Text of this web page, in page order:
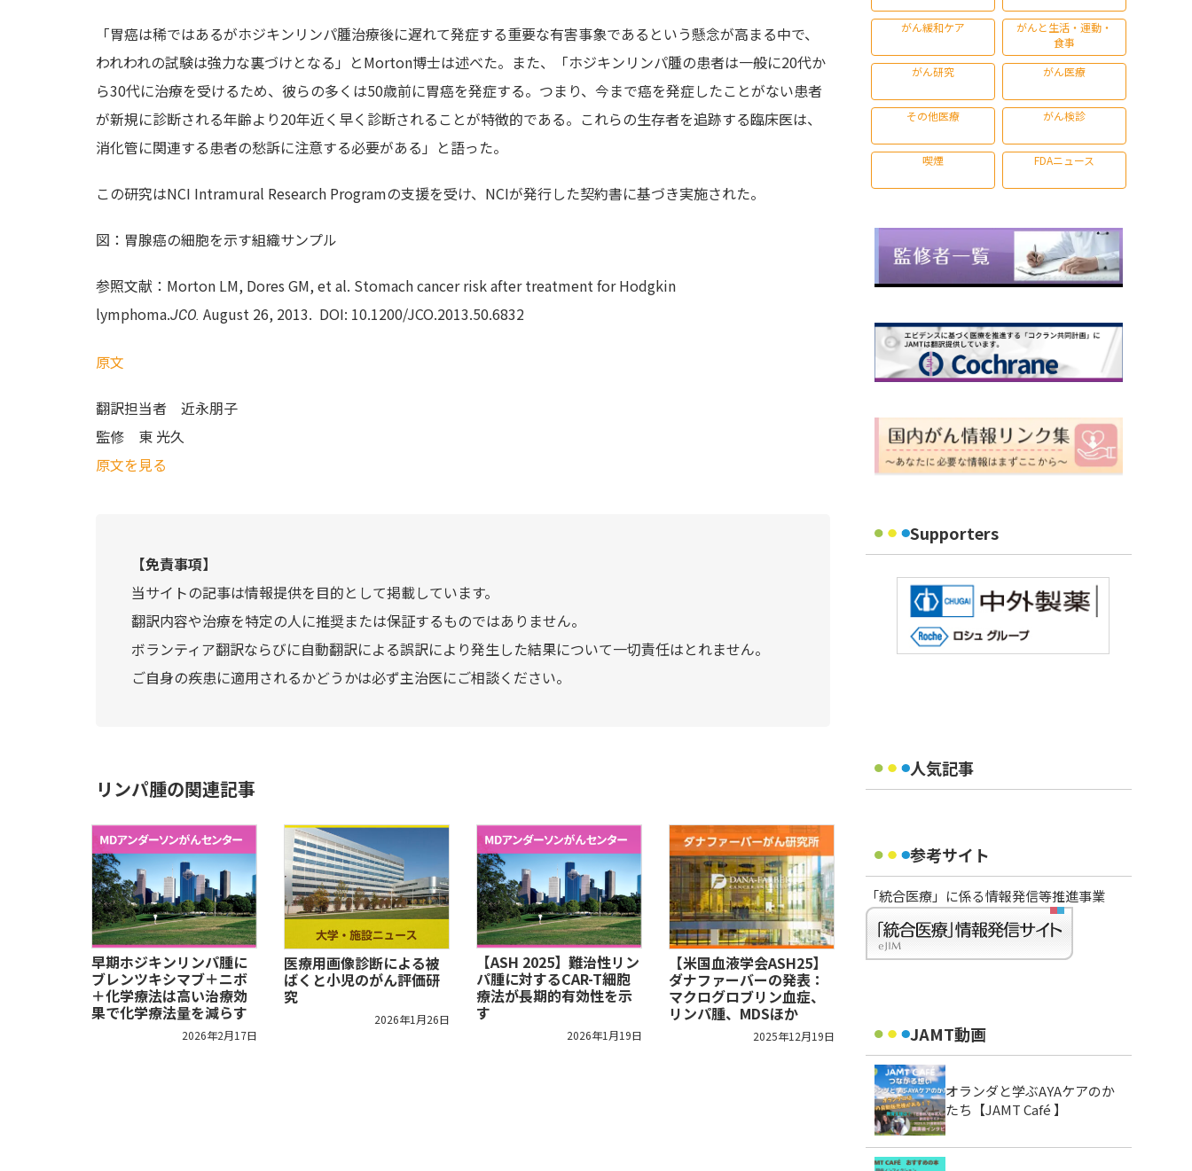
「胃癌は稀ではあるがホジキンリンパ腫治療後に遅れて発症する重要な有害事象であるという懸念が高まる中で、
われわれの試験は強力な裏づけとなる」とMorton博士は述べた。また、「ホジキンリンパ腫の患者は一般に20代か
ら30代に治療を受けるため、彼らの多くは50歳前に胃癌を発症する。つまり、今まで癌を発症したことがない患者
が新規に診断される年齢より20年近く早く診断されることが特徴的である。これらの生存者を追跡する臨床医は、
消化管に関連する患者の愁訴に注意する必要がある」と語った。
この研究はNCI Intramural Research Programの支援を受け、NCIが発行した契約書に基づき実施された。
図：胃腺癌の細胞を示す組織サンプル
参照文献：Morton LM, Dores GM, et al. Stomach cancer risk after treatment for Hodgkin
lymphoma.JCO. August 26, 2013. DOI: 10.1200/JCO.2013.50.6832
原文
翻訳担当者 近永朋子
監修 東 光久
原文を見る
【免責事項】
当サイトの記事は情報提供を目的として掲載しています。
翻訳内容や治療を特定の人に推奨または保証するものではありません。
ボランティア翻訳ならびに自動翻訳による誤訳により発生した結果について一切責任はとれません。
ご自身の疾患に適用されるかどうかは必ず主治医にご相談ください。
リンパ腫の関連記事
早期ホジキンリンパ腫に
ブレンツキシマブ＋ニボ
＋化学療法は高い治療効
果で化学療法量を減らす
2026年2月17日
医療用画像診断による被
ばくと小児のがん評価研
究
2026年1月26日
【ASH 2025】難治性リン
パ腫に対するCAR-T細胞
療法が長期的有効性を示
す
2026年1月19日
【米国血液学会ASH25】
ダナファーバーの発表：
マクログロブリン血症、
リンパ腫、MDSほか
2025年12月19日
がん緩和ケア
がんと生活・運動・
食事
がん研究
がん医療
その他医療 がん検診
喫煙 FDAニュース
Supporters
人気記事
参考サイト
「統合医療」に係る情報発信等推進事業
JAMT動画
オランダと学ぶAYAケアのか
たち【JAMT Café 】